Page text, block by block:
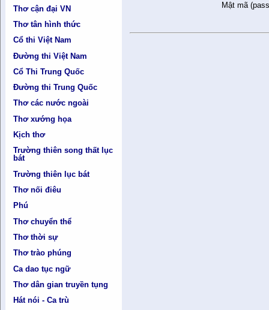
Thơ cận đại VN
Thơ tân hình thức
Cổ thi Việt Nam
Đường thi Việt Nam
Cổ Thi Trung Quốc
Đường thi Trung Quốc
Thơ các nước ngoài
Thơ xướng họa
Kịch thơ
Trường thiên song thất lục
bát
Trường thiên lục bát
Thơ nối điêu
Phú
Thơ chuyển thể
Thơ thời sự
Thơ trào phúng
Ca dao tục ngữ
Thơ dân gian truyền tụng
Hát nói - Ca trù
Mật mã